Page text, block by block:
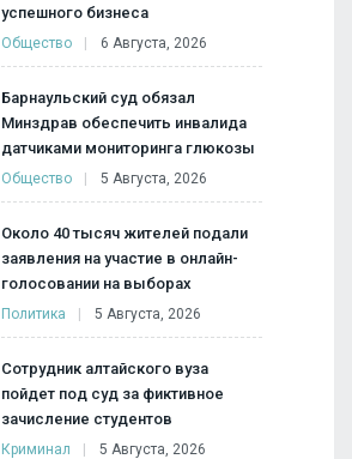
успешного бизнеса
Общество 6 Августа, 2026
Барнаульский суд обязал
Минздрав обеспечить инвалида
датчиками мониторинга глюкозы
Общество 5 Августа, 2026
Около 40 тысяч жителей подали
заявления на участие в онлайн-
голосовании на выборах
Политика 5 Августа, 2026
Сотрудник алтайского вуза
пойдет под суд за фиктивное
зачисление студентов
Криминал 5 Августа, 2026